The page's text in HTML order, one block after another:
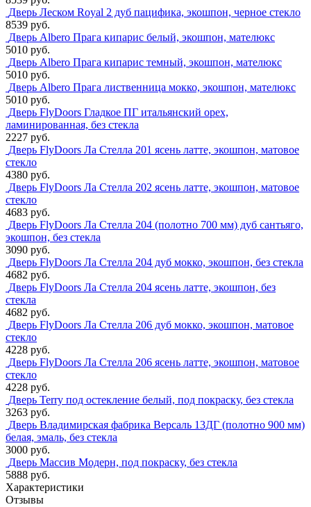
Дверь Леском Royal 2 дуб пацифика, экошпон, черное стекло
8539 руб.
Дверь Albero Прага кипарис белый, экошпон, мателюкс
5010 руб.
Дверь Albero Прага кипарис темный, экошпон, мателюкс
5010 руб.
Дверь Albero Прага лиственница мокко, экошпон, мателюкс
5010 руб.
Дверь FlyDoors Гладкое ПГ итальянский орех,
ламинированная, без стекла
2227 руб.
Дверь FlyDoors Ла Стелла 201 ясень латте, экошпон, матовое
стекло
4380 руб.
Дверь FlyDoors Ла Стелла 202 ясень латте, экошпон, матовое
стекло
4683 руб.
Дверь FlyDoors Ла Стелла 204 (полотно 700 мм) дуб сантьяго,
экошпон, без стекла
3090 руб.
Дверь FlyDoors Ла Стелла 204 дуб мокко, экошпон, без стекла
4682 руб.
Дверь FlyDoors Ла Стелла 204 ясень латте, экошпон, без
стекла
4682 руб.
Дверь FlyDoors Ла Стелла 206 дуб мокко, экошпон, матовое
стекло
4228 руб.
Дверь FlyDoors Ла Стелла 206 ясень латте, экошпон, матовое
стекло
4228 руб.
Дверь Terry под остекление белый, под покраску, без стекла
3263 руб.
Дверь Владимирская фабрика Версаль 13ДГ (полотно 900 мм)
белая, эмаль, без стекла
3000 руб.
Дверь Массив Модерн, под покраску, без стекла
5888 руб.
Характеристики
Отзывы